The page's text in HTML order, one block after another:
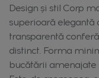
Design și stil Corp
superioară
transparentă
distinct. Forma
bucătării amenajate